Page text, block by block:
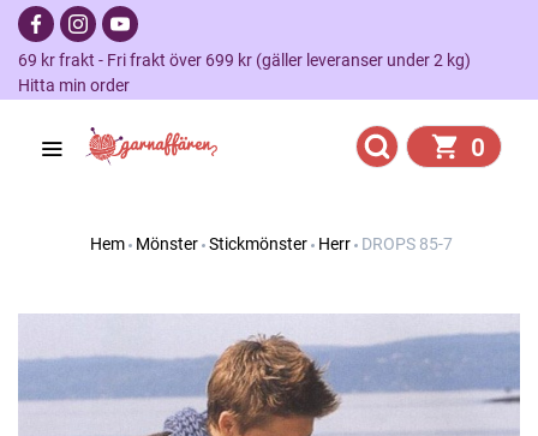
69 kr frakt - Fri frakt över 699 kr (gäller leveranser under 2 kg)
Hitta min order
0
Hem Mönster Stickmönster Herr DROPS 85-7